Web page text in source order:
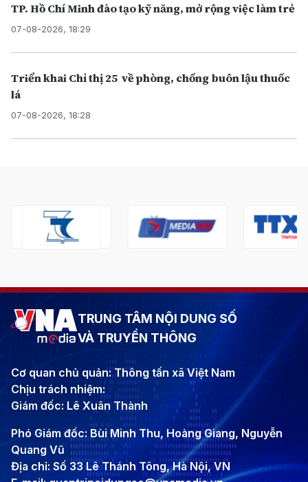
TP. Hồ Chí Minh đào tạo kỹ năng, mở rộng việc làm trẻ
07-08-2026, 18:29
Triển khai Chỉ thị 25 về phòng, chống buôn lậu thuốc
lá
07-08-2026, 18:28
TRUNG TÂM NỘI DUNG SỐ
VÀ TRUYỀN THÔNG
Cơ quan chủ quản: Thông tấn xã Việt Nam
Chịu trách nhiệm:
Giám đốc: Lê Xuân Thành
Phó Giám đốc: Bùi Minh Thu, Hoàng Giang, Nguyễn
Quang Vũ
Địa chỉ: Số 33 Lê Thánh Tông, Hà Nội, VN